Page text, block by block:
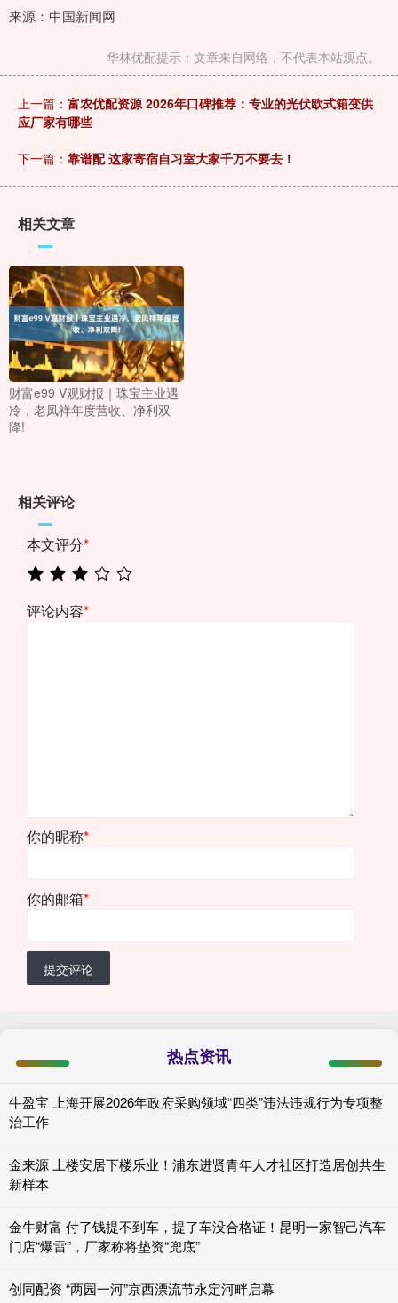
来源：中国新闻网
华林优配提示：文章来自网络，不代表本站观点。
上一篇： 富农优配资源 2026年口碑推荐：专业的光伏欧式箱变供
应厂家有哪些
下一篇： 靠谱配 这家寄宿自习室大家千万不要去！
相关文章
财富e99 V观财报｜珠宝主业遇
冷，老凤祥年度营收、净利双
降!
相关评论
本文评分*
评论内容*
你的昵称*
你的邮箱*
提交评论
热点资讯
牛盈宝 上海开展2026年政府采购领域“四类”违法违规行为专项整
治工作
金来源 上楼安居下楼乐业！浦东进贤青年人才社区打造居创共生
新样本
金牛财富 付了钱提不到车，提了车没合格证！昆明一家智己汽车
门店“爆雷”，厂家称将垫资“兜底”
创同配资 “两园一河”京西漂流节永定河畔启幕